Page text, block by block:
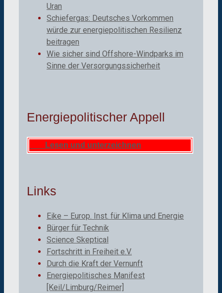
Uran
Schiefergas: Deutsches Vorkommen
würde zur energiepolitischen Resilienz
beitragen
Wie sicher sind Offshore-Windparks im
Sinne der Versorgungssicherheit
Energiepolitischer Appell
Lesen und unterzeichnen
Links
Eike – Europ. Inst. für Klima und Energie
Bürger für Technik
Science Skeptical
Fortschritt in Freiheit e.V.
Durch die Kraft der Vernunft
Energiepolitisches Manifest
[Keil/Limburg/Reimer]